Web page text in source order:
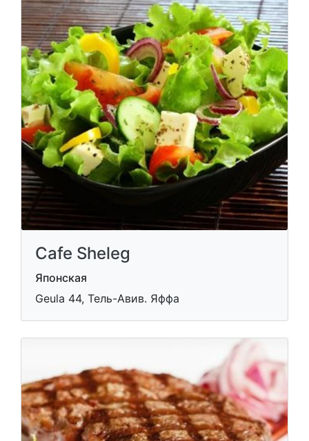
Cafe Sheleg
Японская
Geula 44, Тель-Авив. Яффа